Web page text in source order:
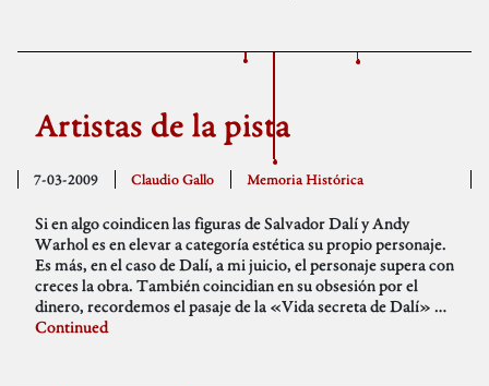
Artistas de la pista
7-03-2009 Claudio Gallo Memoria Histórica
Si en algo coindicen las figuras de Salvador Dalí y Andy
Warhol es en elevar a categoría estética su propio personaje.
Es más, en el caso de Dalí, a mi juicio, el personaje supera con
creces la obra. También coincidian en su obsesión por el
dinero, recordemos el pasaje de la «Vida secreta de Dalí» …
Continued